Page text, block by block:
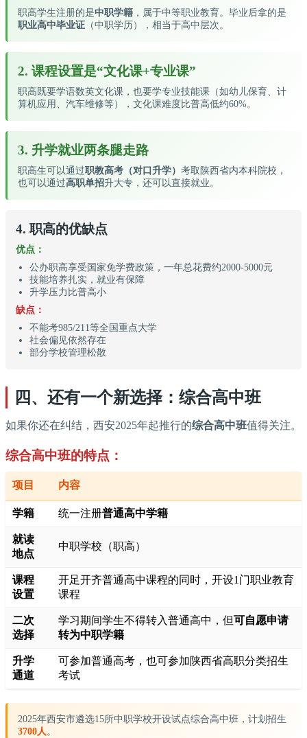
职高学生注册的是中职学籍 ，属于中等职业教育。毕业后拿的是
职业高中毕业证 （中职学历），相当于高中层次。
2. 课程设置是“文化课+专业课”
职高既要学语数英文化课，也要学专业技能课（如幼儿保育、计
算机应用、汽车维修等），文化课难度比普高低约60%。
3. 升学就业两条腿走路
职高生可以通过职教高考（对口升学） 考取陕西省内本科院校，
也可以通过高职单招升大专，还可以直接就业。
4. 职高的优缺点
优点：
公办职高享受国家免学费政策，一年总花费约2000-5000元
技能培养扎实，就业有保障
升学压力比普高小
缺点：
不能考985/211等全国重点大学
社会偏见依然存在
部分学校管理松散
四、还有一个新选择：综合高中班
如果你还在纠结，西安2025年起推行的综合高中班值得关注。
综合高中班的特点：
项目 内容
学籍 统一注册普通高中学籍
就读
地点
中职学校（职高）
课程
设置
开足开齐普通高中课程的同时，开设1门职业教育
课程
二次
选择
学习期间学生不得转入普通高中，但可自愿申请
转为中职学籍
升学
通道
可参加普通高考，也可参加陕西省高职分类招生
考试
2025年西安市遴选15所中职学校开设试点综合高中班，计划招生
3700人。